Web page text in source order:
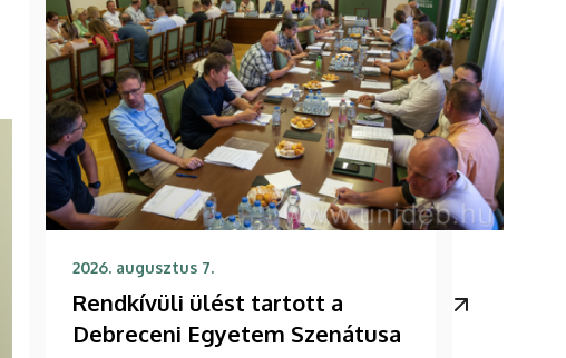
2026. augusztus 7.
Rendkívüli ülést tartott a
Debreceni Egyetem Szenátusa